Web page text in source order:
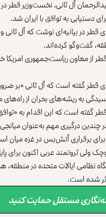
آل ثانی، نخست‌وزیر قطر
دستیابی به توافق با ایران شد.
قطر دربیانیه‌ای
گفت‌وگو کرده‌اند.
از معاون ریاست‌جمهوری امریکا
قطر گفته است که آل ثانی «بر
به ریشه‌های بحران از
گفته است که این اقدام به
برقراری آتش‌بس در غزه میان
ولی ثروتمند عربی اکنون برای
نظامی ایالات متحده در
شده است.
مستقل حمایت کنید